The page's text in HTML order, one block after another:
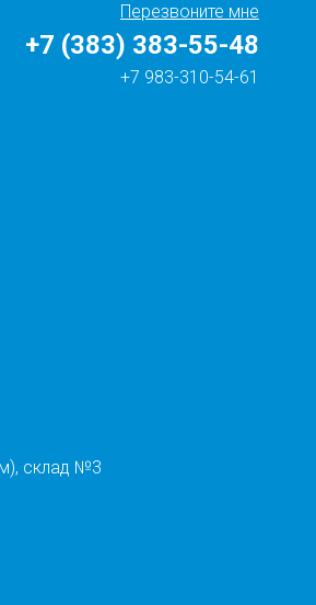
Перезвоните мне
+7 (383) 383-55-48
+7 983-310-54-61
склад №3